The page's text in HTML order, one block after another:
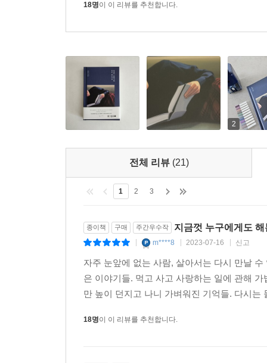
18명이 이 리뷰를 추천합니다.
2
전체 리뷰 (21)
1 2 3
종이책 구매 주간우수작 지금껏 누구에게도
m****8 2023-07-16 신고
자주 눈앞에 없는 사람, 살아서는 다시 만날
은 이야기들. 먹고 사고 사랑하는 일에 관해
만 높이 던지고 나니 가벼워진 기억들. 다시
18명이 이 리뷰를 추천합니다.